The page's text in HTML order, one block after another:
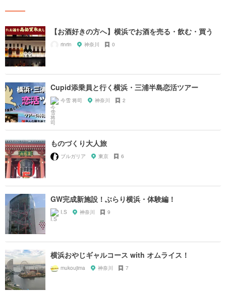
【お酒好きの方へ】横浜でお酒を売る・飲む・買う
rinrin 神奈川 0
Cupid添乗員と行く横浜・三浦半島恋活ツアー
今雪 将司 神奈川 2
ものづくり大人旅
ブルガリア 東京 6
GW完成新施設！ぶらり横浜・体験編！
I.S 神奈川 9
横浜おやじギャルコース with オムライス！
mukoujima 神奈川 7